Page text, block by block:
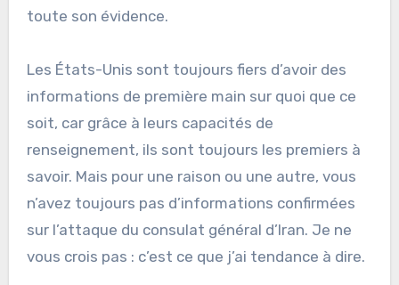
toute son évidence.
Les États-Unis sont toujours fiers d’avoir des
informations de première main sur quoi que ce
soit, car grâce à leurs capacités de
renseignement, ils sont toujours les premiers à
savoir. Mais pour une raison ou une autre, vous
n’avez toujours pas d’informations confirmées
sur l’attaque du consulat général d’Iran. Je ne
vous crois pas : c’est ce que j’ai tendance à dire.